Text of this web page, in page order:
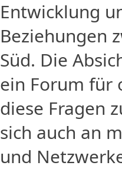
Entwicklung
Beziehungen
Süd. Die
ein Forum für
diese Fragen
sich auch an
und